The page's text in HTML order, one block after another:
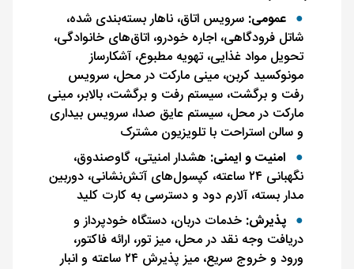
عمومی: سرویس اتاق، ناهار بسته‌بندی ‌شده،
شاتل فرودگاهی، اجاره خودرو، اتاق‌های خانوادگی،
تحویل مواد غذایی، تهویه مطبوع، آشکارساز
مونوکسید کربن، مینی مارکت در محل، سرویس
رفت و برگشت، سیستم رفت و برگشت، بالابر، مینی
مارکت در محل، سیستم عایق صدا، سرویس بیداری
و سالن استراحت با تلویزیون مشترک
امنیت و ایمنی: هشدار امنیتی، گاوصندوق،
نگهبانی ۲۴ ساعته، کپسول‌های آتش‌نشانی، دوربین
مدار بسته، آلارم دود و دسترسی به کارت کلید
پذیرش: خدمات دربان، دستگاه خود‌پرداز و
دریافت وجه نقد در محل، میز تور، ارائه فاکتور،
ورود و خروج سریع، میز پذیرش ۲۴ ساعته و انبار